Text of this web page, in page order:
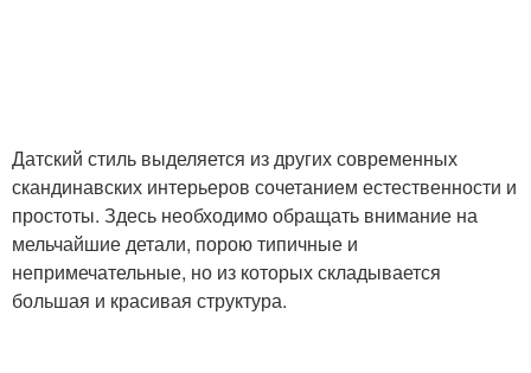
Датский стиль выделяется из других современных
скандинавских интерьеров сочетанием естественности и
простоты. Здесь необходимо обращать внимание на
мельчайшие детали, порою типичные и
непримечательные, но из которых складывается
большая и красивая структура.